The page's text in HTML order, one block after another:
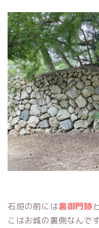
石垣の前には裏御門跡
こはお城の裏側なんで